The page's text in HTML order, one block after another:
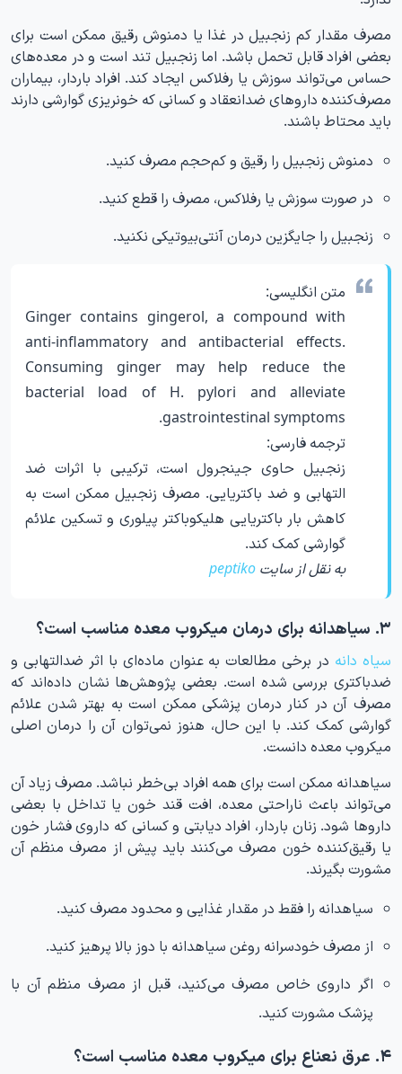
مصرف مقدار کم زنجبیل در غذا یا دمنوش رقیق ممکن است برای
بعضی افراد قابل تحمل باشد. اما زنجبیل تند است و در معده‌های
حساس می‌تواند سوزش یا رفلاکس ایجاد کند. افراد باردار، بیماران
مصرف‌کننده داروهای ضدانعقاد و کسانی که خونریزی گوارشی دارند
باید محتاط باشند.
دمنوش زنجبیل را رقیق و کم‌حجم مصرف کنید.
در صورت سوزش یا رفلاکس، مصرف را قطع کنید.
زنجبیل را جایگزین درمان آنتی‌بیوتیکی نکنید.
متن انگلیسی:
Ginger contains gingerol, a compound with
anti-inflammatory and antibacterial effects.
Consuming ginger may help reduce the
bacterial load of H. pylori and alleviate
gastrointestinal symptoms.
ترجمه فارسی:
زنجبیل حاوی جینجرول است، ترکیبی با اثرات ضد
التهابی و ضد باکتریایی. مصرف زنجبیل ممکن است به
کاهش بار باکتریایی هلیکوباکتر پیلوری و تسکین علائم
گوارشی کمک کند.
به نقل از سایت peptiko
۳. سیاهدانه برای درمان میکروب معده مناسب است؟
سیاه دانه در برخی مطالعات به عنوان ماده‌ای با اثر ضدالتهابی و
ضدباکتری بررسی شده است. بعضی پژوهش‌ها نشان داده‌اند که
مصرف آن در کنار درمان پزشکی ممکن است به بهتر شدن علائم
گوارشی کمک کند. با این حال، هنوز نمی‌توان آن را درمان اصلی
میکروب معده دانست.
سیاهدانه ممکن است برای همه افراد بی‌خطر نباشد. مصرف زیاد آن
می‌تواند باعث ناراحتی معده، افت قند خون یا تداخل با بعضی
داروها شود. زنان باردار، افراد دیابتی و کسانی که داروی فشار خون
یا رقیق‌کننده خون مصرف می‌کنند باید پیش از مصرف منظم آن
مشورت بگیرند.
سیاهدانه را فقط در مقدار غذایی و محدود مصرف کنید.
از مصرف خودسرانه روغن سیاهدانه با دوز بالا پرهیز کنید.
اگر داروی خاص مصرف می‌کنید، قبل از مصرف منظم آن با
پزشک مشورت کنید.
۴. عرق نعناع برای میکروب معده مناسب است؟